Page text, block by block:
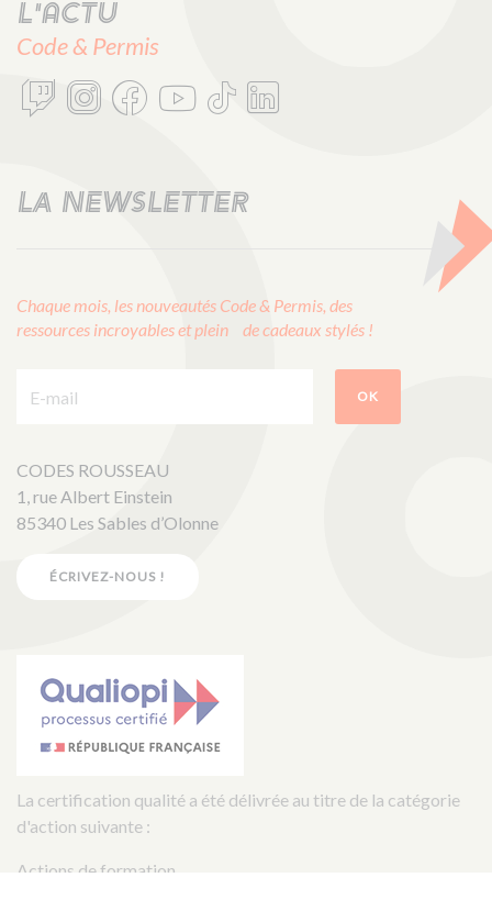
L'actu
Code & Permis
LA NEWSLETTER
Chaque mois, les nouveautés Code & Permis, des
ressources incroyables et plein de cadeaux stylés !
OK
CODES ROUSSEAU
1, rue Albert Einstein
85340 Les Sables d’Olonne
ÉCRIVEZ-NOUS !
La certification qualité a été délivrée au titre de la catégorie
d'action suivante :
Actions de formation